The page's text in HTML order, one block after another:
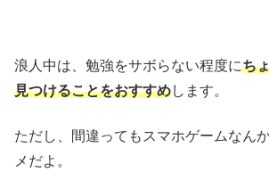
浪人中は、勉強をサボらない程度にち
見つけることをおすすめします。
ただし、間違ってもスマホゲームなん
メだよ。